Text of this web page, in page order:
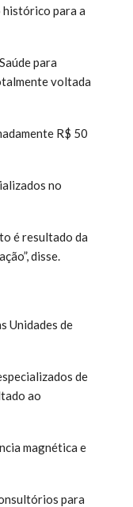
histórico para a
para
voltada
R$ 50
no
é resultado da
disse.
Unidades de
de
ao
magnética e
para